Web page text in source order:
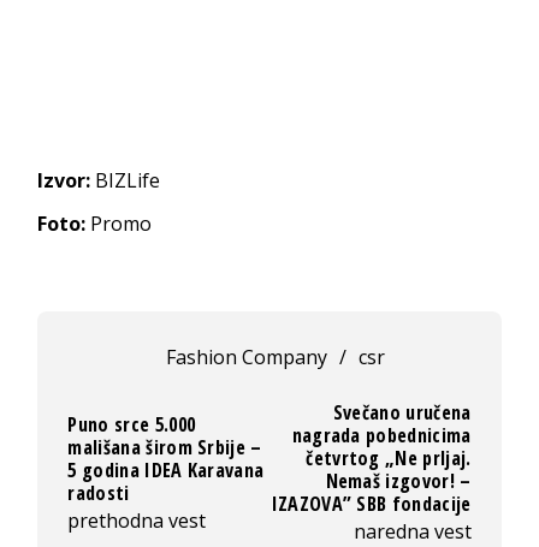
Izvor: BIZLife
Foto: Promo
Fashion Company / csr
Puno srce 5.000
mališana širom Srbije –
5 godina IDEA Karavana
radosti
prethodna vest
Svečano uručena
nagrada pobednicima
četvrtog „Ne prljaj.
Nemaš izgovor! –
IZAZOVA” SBB fondacije
naredna vest